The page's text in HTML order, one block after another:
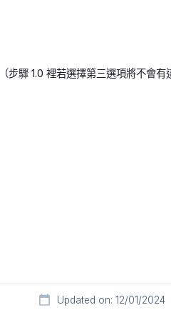
驟 1.0 裡若選擇第三選項將不會有
Updated on: 12/01/2024